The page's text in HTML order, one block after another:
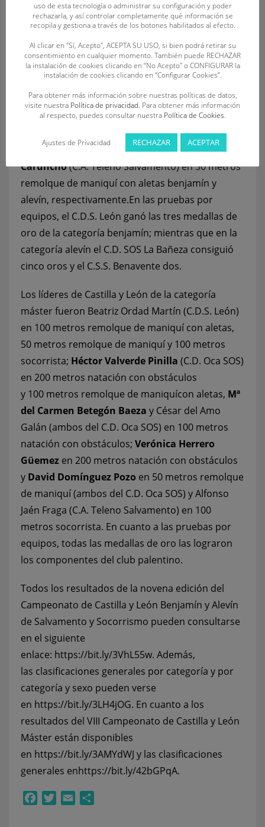
para la segunda.
Completaron los primeros puestos de las
categorías menoresVictoria Brímez Aguilary
HéctorFernández Fernández(ambos del C.D.
SOS La Bañeza) en la prueba de 50 metros
natación con obstáculos benjamín, Enol Luis
Herrera(C.D. Salvamento Almar) en 25 metros
remolque de maniquí benjamín,Sergio García
Lozano(C.D.S. León) y
Alejandra Valtuille
Caruncho(C.A. Teleno Salvamento) en 50 metros
remolque de maniquí con aletas benjamín y
alevín, respectivamente.En las pruebas por
equipos, el C.D.S. León ganó las tres medallas de
oro de la categoría benjamín; mientras que en la
categoría alevín el C.D. SOS La Bañeza consiguió
cinco oros y el C.S.S. Benavente dos.
Los líderes de Castilla y León de la categoría
máster fueron Beatriz Ordad Martín (C.D.S. León)
en 100 metros remolque de maniquí con aletas,
50 metros remolque de maniquí y 100 metros
socorrista; Héctor Valverde Pinilla (C.D. Oca SOS)
en 200 metros natación con obstáculos
y 100 metros remolque de maniquícon aletas, Mª
del Carmen Betegón Baeza y César del Amo
Galán (ambos del C.D. Oca SOS) en 100 metros
natación con obstáculos; Verónica Herrero
Güemez en 200 metros natación con obstáculos
y David Domínguez Pozo en 50 metros remolque
de maniquí (ambos del C.D. Oca SOS) y Alfonso
Jaén Fraga (C.A. Teleno Salvamento) en 100
metros socorrista. En cuanto a las pruebas por
equipos, todas las medallas de oro las lograron
los componentes del club palentino.
Todos los resultados de la novena edición del
Campeonato de Castilla y León Benjamín y Alevín
de Salvamento y Socorrismo pueden consultarse
en el siguiente
enlace: https://bit.ly/3VhL55w. Además,
las clasificaciones generales por categoría y por
categoría y sexo pueden verse
en https://bit.ly/3LH4jOG. En cuanto a los
resultados del VIII Campeonato de Castilla y León
Máster están disponibles
en https://bit.ly/3AMYdWJ y las clasificaciones
generales enhttps://bit.ly/42bGPqA.
FacebookTwitterEmail
uso de esta tecnología o administrar su configuración y poder
rechazarla, y así controlar completamente qué información se
recopila y gestiona a través de los botones habilitados al efecto.
Al clicar en "Sí, Acepto", ACEPTA SU USO, si bien podrá retirar su
consentimiento en cualquier momento. También puede RECHAZAR
la instalación de cookies clicando en “No Acepto" o CONFIGURAR la
instalación de cookies clicando en “Configurar Cookies”.
Para obtener más información sobre nuestras políticas de datos,
visite nuestra Política de privacidad. Para obtener más información
al respecto, puedes consultar nuestra Política de Cookies.
Ajustes de Privacidad RECHAZAR ACEPTAR